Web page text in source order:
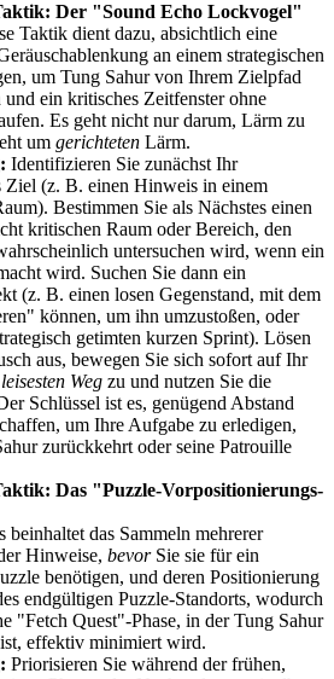
Der "Sound Echo Lockvogel"
Taktik dient dazu, absichtlich eine
an einem strategischen
um Tung Sahur von Ihrem Zielpfad
ein kritisches Zeitfenster ohne
Es geht nicht nur darum, Lärm zu
um gerichteten Lärm.
Identifizieren Sie zunächst Ihr
Ziel (z. B. einen Hinweis in einem
Bestimmen Sie als Nächstes einen
kritischen Raum oder Bereich, den
untersuchen wird, wenn ein
wird. Suchen Sie dann ein
(z. B. einen losen Gegenstand, mit dem
können, um ihn umzustoßen, oder
getimten kurzen Sprint). Lösen
aus, bewegen Sie sich sofort auf Ihr
Weg zu und nutzen Sie die
Schlüssel ist es, genügend Abstand
um Ihre Aufgabe zu erledigen,
zurückkehrt oder seine Patrouille
Das "Puzzle-Vorpositionierungs-
beinhaltet das Sammeln mehrerer
Hinweise, bevorSie sie für ein
benötigen, und deren Positionierung
endgültigen Puzzle-Standorts, wodurch
"Fetch Quest"-Phase, in der Tung Sahur
effektiv minimiert wird.
Priorisieren Sie während der frühen,